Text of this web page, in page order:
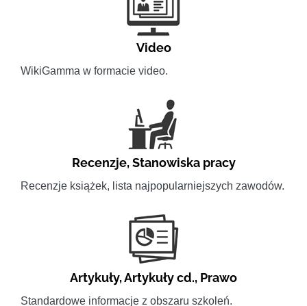
Video
WikiGamma w formacie video.
Recenzje,Stanowiska pracy
Recenzje książek, lista najpopularniejszych zawodów.
Artykuły,Artykuły cd., Prawo
Standardowe informacje z obszaru szkoleń.